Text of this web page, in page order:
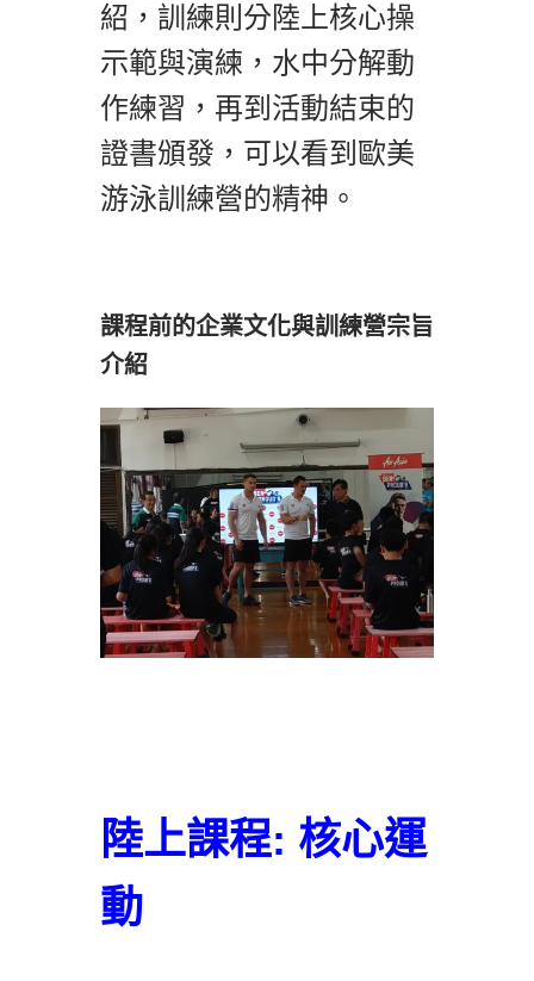
紹，訓練則分陸上核心操
示範與演練，水中分解動
作練習，再到活動結束的
證書頒發，可以看到歐美
游泳訓練營的精神。
課程前的企業文化與訓練營宗旨
介紹
陸上課程: 核心運
動